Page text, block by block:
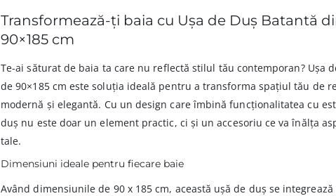
Transformează-ți baia cu Ușa de Duș Batantă
90×185 cm
Te-ai săturat de baia ta care nu reflectă stilul tău contemporan? Ușa
de 90×185 cm este soluția ideală pentru a transforma spațiul tău de
modernă și elegantă. Cu un design care îmbină funcționalitatea cu
duș nu este doar un element practic, ci și un accesoriu ce va înălța
tale.
Dimensiuni ideale pentru fiecare baie
Având dimensiunile de 90 x 185 cm, această ușă de duș se